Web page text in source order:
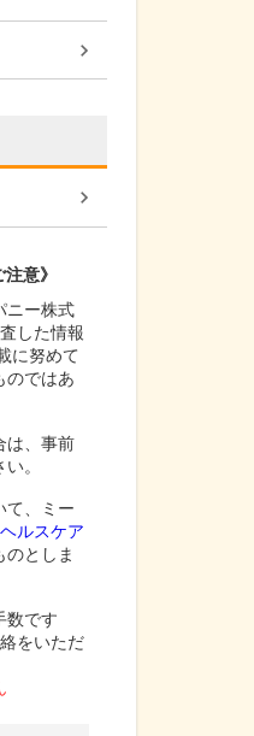
意》
ニー株式
した情報
に努めて
のではあ
は、事前
。
て、ミー
ルスケア
のとしま
数です
をいただ